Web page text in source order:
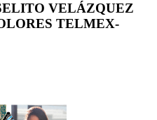
VELÁZQUEZ
TELMEX-